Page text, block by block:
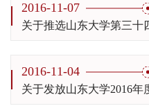
2016-11-07
2016-11-04
关于发放山东大学2016